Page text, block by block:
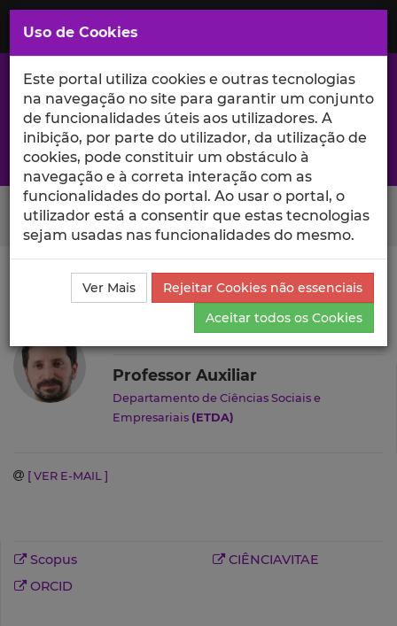
Saltar
para
Conteúdo
Principal
A excelência da investigação e ciência no Iscte
Search Button
Ciência_Iscte Autores
Manuel Abrantes
Produções Científicas e Citações
Manuel Abrantes
Professor Auxiliar
Departamento de Ciências Sociais e
Empresariais (ETDA)
[ VER E-MAIL ]
Scopus
CIÊNCIAVITAE
ORCID
Uso de Cookies
Este portal utiliza cookies e outras tecnologias
na navegação no site para garantir um conjunto
de funcionalidades úteis aos utilizadores. A
inibição, por parte do utilizador, da utilização de
cookies, pode constituir um obstáculo à
navegação e à correta interação com as
funcionalidades do portal. Ao usar o portal, o
utilizador está a consentir que estas tecnologias
sejam usadas nas funcionalidades do mesmo.
Ver Mais
Rejeitar Cookies não essenciais
Aceitar todos os Cookies